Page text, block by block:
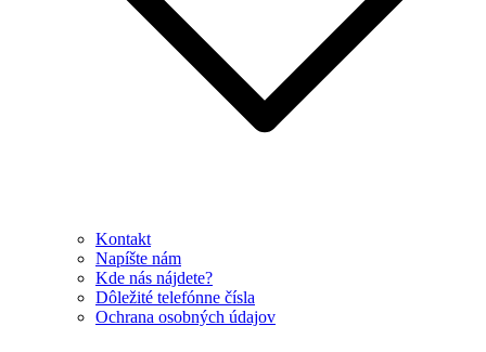
Kontakt
Napíšte nám
Kde nás nájdete?
Dôležité telefónne čísla
Ochrana osobných údajov